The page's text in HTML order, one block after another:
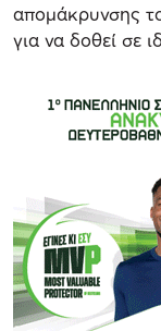
απομάκρυνσης
για να δοθεί σε